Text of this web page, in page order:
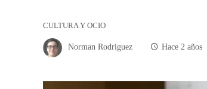
CULTURA Y OCIO
Norman Rodriguez Hace 2 años